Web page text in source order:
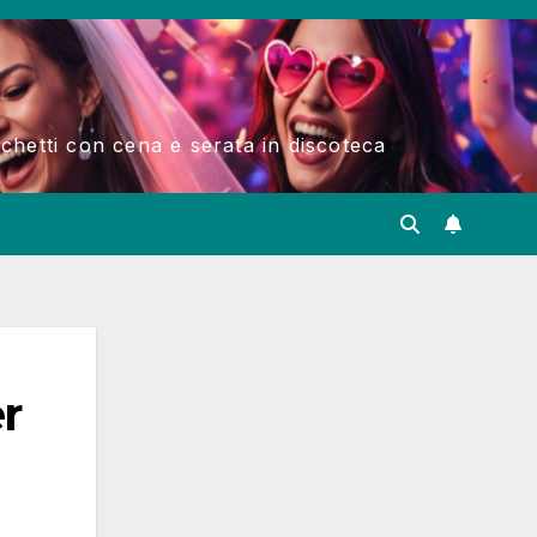
con cena e serata in discoteca